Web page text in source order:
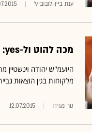
ענת ביין-לובוביץ'
מכה להוט ול-yes: היועמ"ש מתנגד להקלה בגבייה מלקוחות
מלקוחות בגין הוצאות
גור מגידו 12.07.2015